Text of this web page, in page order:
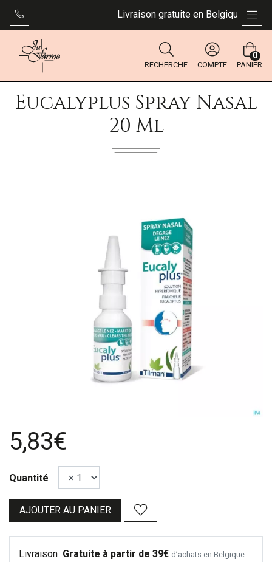
Livraison gratuite en Belgique dès
RECHERCHE COMPTE PANIER
0
Eucalyplus Spray Nasal
20 Ml
5,83€
Quantité
AJOUTER AU PANIER
Livraison Gratuite à partir de 39€ d’achats en Belgique